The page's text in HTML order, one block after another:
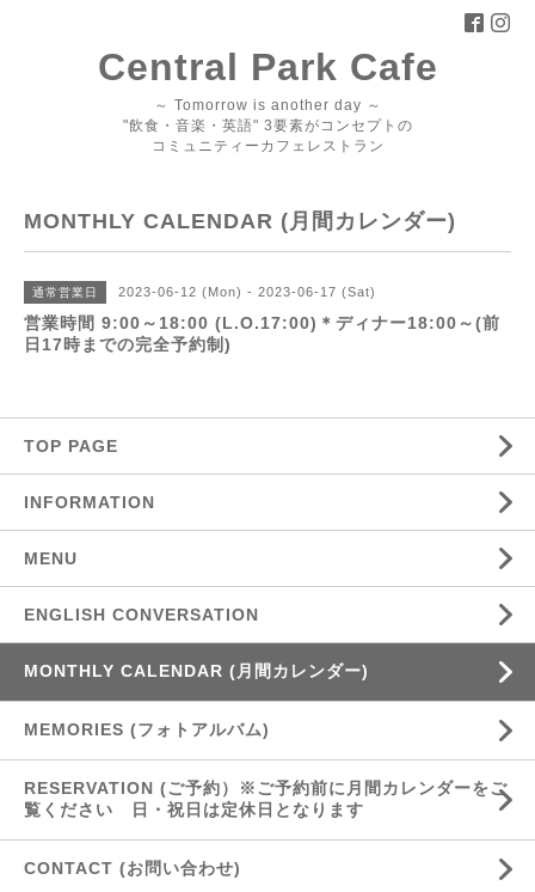
Central Park Cafe
～ Tomorrow is another day ～
"飲食・音楽・英語" 3要素がコンセプトの
コミュニティーカフェレストラン
MONTHLY CALENDAR (月間カレンダー)
通常営業日 2023-06-12 (Mon) - 2023-06-17 (Sat)
営業時間 9:00～18:00 (L.O.17:00)＊ディナー18:00～(前
日17時までの完全予約制)
TOP PAGE
INFORMATION
MENU
ENGLISH CONVERSATION
MONTHLY CALENDAR (月間カレンダー)
MEMORIES (フォトアルバム)
RESERVATION (ご予約）※ご予約前に月間カレンダーをご
覧ください 日・祝日は定休日となります
CONTACT (お問い合わせ)